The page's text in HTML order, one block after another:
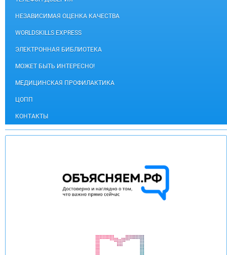
НЕЗАВИСИМАЯ ОЦЕНКА КАЧЕСТВА
WORLDSKILLS EXPRESS
ЭЛЕКТРОННАЯ БИБЛИОТЕКА
МОЖЕТ БЫТЬ ИНТЕРЕСНО!
МЕДИЦИНСКАЯ ПРОФИЛАКТИКА
ЦОПП
КОНТАКТЫ